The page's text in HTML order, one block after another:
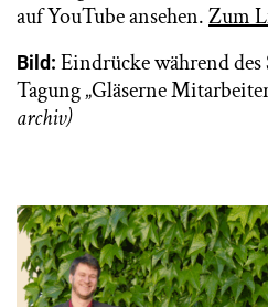
auf YouTube ansehen.Zum
Bild: Eindrücke während
Tagung „Gläserne
archiv)